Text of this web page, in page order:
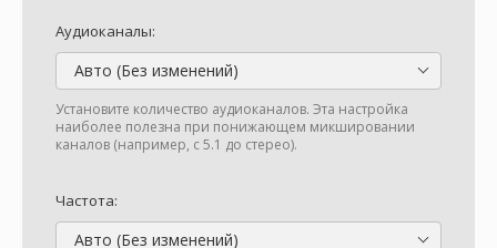
Аудиоканалы:
Авто (Без изменений)
Установите количество аудиоканалов. Эта настройка
наиболее полезна при понижающем микшировании
каналов (например, с 5.1 до стерео).
Частота:
Авто (Без изменений)